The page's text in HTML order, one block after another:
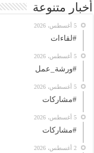
أخبار متنوعة
5 أغسطس، 2026
#لقاءات
5 أغسطس، 2026
#ورشة_عمل
5 أغسطس، 2026
#مشاركات
5 أغسطس، 2026
#مشاركات
2 أغسطس، 2026